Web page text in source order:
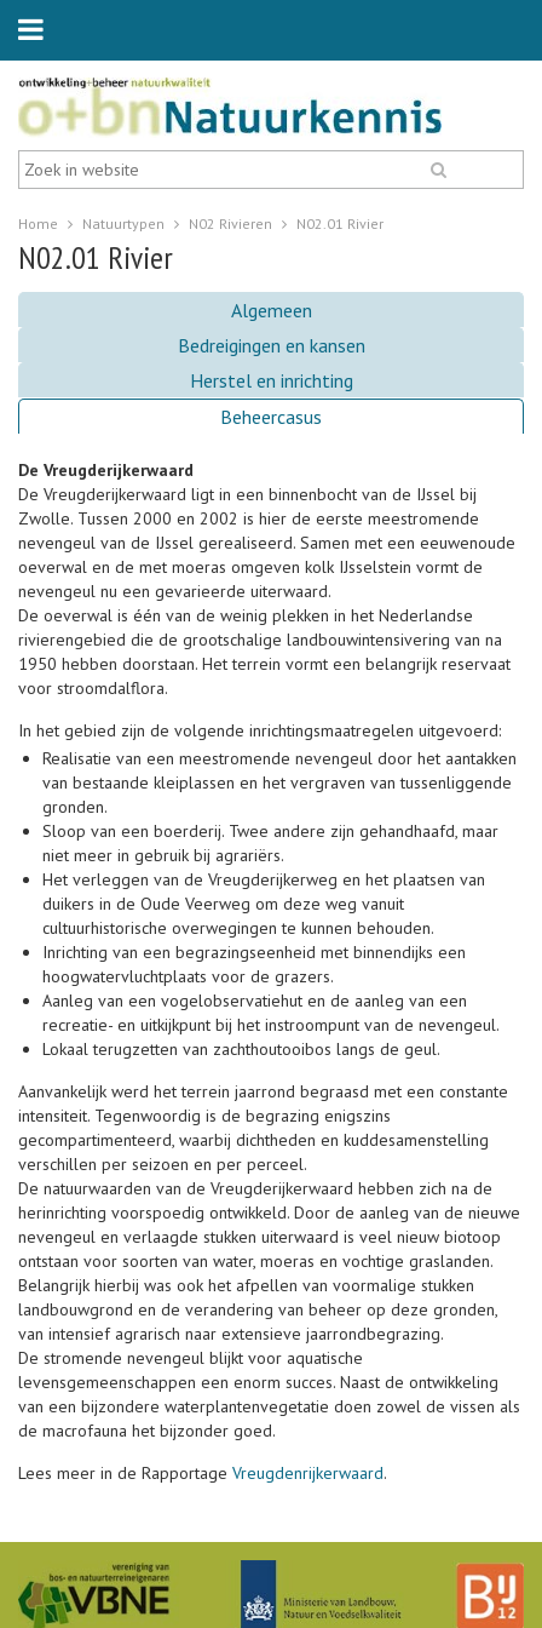
Home Natuurtypen N02 Rivieren N02.01 Rivier
N02.01 Rivier
Algemeen
Bedreigingen en kansen
Herstel en inrichting
Beheercasus
De Vreugderijkerwaard
De Vreugderijkerwaard ligt in een binnenbocht van de IJssel bij
Zwolle. Tussen 2000 en 2002 is hier de eerste meestromende
nevengeul van de IJssel gerealiseerd. Samen met een eeuwenoude
oeverwal en de met moeras omgeven kolk IJsselstein vormt de
nevengeul nu een gevarieerde uiterwaard.
De oeverwal is één van de weinig plekken in het Nederlandse
rivierengebied die de grootschalige landbouwintensivering van na
1950 hebben doorstaan. Het terrein vormt een belangrijk reservaat
voor stroomdalflora.
In het gebied zijn de volgende inrichtingsmaatregelen uitgevoerd:
Realisatie van een meestromende nevengeul door het aantakken
van bestaande kleiplassen en het vergraven van tussenliggende
gronden.
Sloop van een boerderij. Twee andere zijn gehandhaafd, maar
niet meer in gebruik bij agrariërs.
Het verleggen van de Vreugderijkerweg en het plaatsen van
duikers in de Oude Veerweg om deze weg vanuit
cultuurhistorische overwegingen te kunnen behouden.
Inrichting van een begrazingseenheid met binnendijks een
hoogwatervluchtplaats voor de grazers.
Aanleg van een vogelobservatiehut en de aanleg van een
recreatie- en uitkijkpunt bij het instroompunt van de nevengeul.
Lokaal terugzetten van zachthoutooibos langs de geul.
Aanvankelijk werd het terrein jaarrond begraasd met een constante
intensiteit. Tegenwoordig is de begrazing enigszins
gecompartimenteerd, waarbij dichtheden en kuddesamenstelling
verschillen per seizoen en per perceel.
De natuurwaarden van de Vreugderijkerwaard hebben zich na de
herinrichting voorspoedig ontwikkeld. Door de aanleg van de nieuwe
nevengeul en verlaagde stukken uiterwaard is veel nieuw biotoop
ontstaan voor soorten van water, moeras en vochtige graslanden.
Belangrijk hierbij was ook het afpellen van voormalige stukken
landbouwgrond en de verandering van beheer op deze gronden,
van intensief agrarisch naar extensieve jaarrondbegrazing.
De stromende nevengeul blijkt voor aquatische
levensgemeenschappen een enorm succes. Naast de ontwikkeling
van een bijzondere waterplantenvegetatie doen zowel de vissen als
de macrofauna het bijzonder goed.
Lees meer in de Rapportage Vreugdenrijkerwaard.